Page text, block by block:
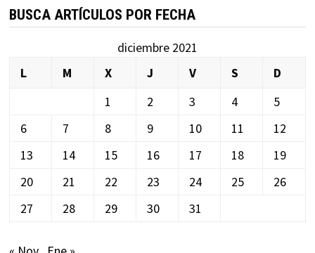
BUSCA ARTÍCULOS POR FECHA
diciembre 2021
L
M X J V S
D
1
2 3 4
5
6
7 8 9 10 11
12
13
14 15 16 17 18
19
20
21 22 23 24 25
26
27
28 29 30 31